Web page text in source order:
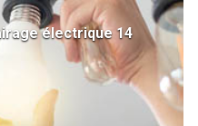
électrique 14